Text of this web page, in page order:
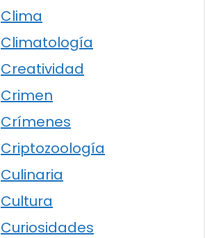
Clima
Climatología
Creatividad
Crimen
Crímenes
Criptozoología
Culinaria
Cultura
Curiosidades